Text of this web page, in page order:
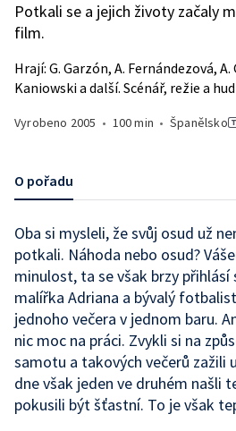
Potkali se a jejich životy začaly
film.
Hrají: G. Garzón, A. Fernándezová,
Kaniowski a další. Scénář, režie a
Vyrobeno 2005 • 100 min •Španělsko
O pořadu
Oba si mysleli, že svůj osud už
potkali. Náhoda nebo osud?
minulost, ta se však brzy přihlásí
malířka Adriana a bývalý
jednoho večera v jednom baru.
nic moc na práci. Zvykli si na
samotu a takových večerů zažili
dne však jeden ve druhém našli
pokusili být šťastní. To je však